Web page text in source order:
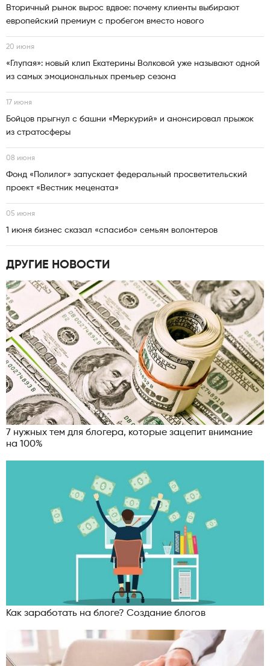
Вторичный рынок вырос вдвое: почему клиенты выбирают
европейский премиум с пробегом вместо нового
20 июня
«Глупая»: новый клип Екатерины Волковой уже называют одной
из самых эмоциональных премьер сезона
17 июня
Бойцов прыгнул с башни «Меркурий» и анонсировал прыжок
из стратосферы
08 июня
Фонд «Полилог» запускает федеральный просветительский
проект «Вестник мецената»
05 июня
1 июня бизнес сказал «спасибо» семьям волонтеров
ДРУГИЕ НОВОСТИ
7 нужных тем для блогера, которые зацепит внимание
на 100%
Как заработать на блоге? Создание блогов